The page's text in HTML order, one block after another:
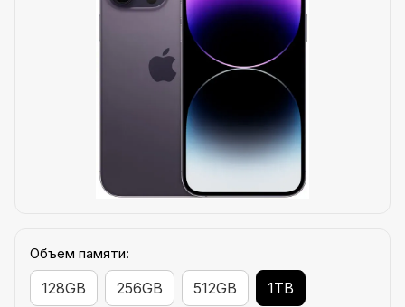
Объем памяти:
128GB 256GB 512GB 1TB